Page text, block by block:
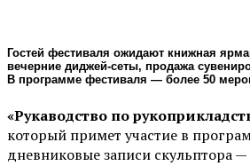
Гостей фестиваля ожидают книжная
вечерние диджей-сеты, продажа
В программе фестиваля — более 50
«Рукаводство по
который примет участие в
дневниковые записи скульптора